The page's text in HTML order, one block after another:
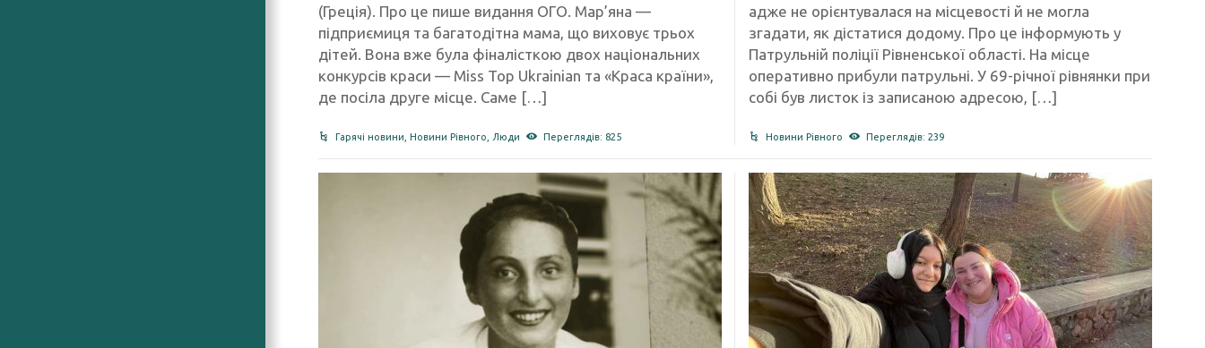
(Греція). Про це пише видання ОГО. Мар’яна —
підприємиця та багатодітна мама, що виховує трьох
дітей. Вона вже була фіналісткою двох національних
конкурсів краси — Miss Top Ukrainian та «Краса країни»,
де посіла друге місце. Саме […]
Гарячі новини Новини Рівного Люди Переглядів: 825
адже не орієнтувалася на місцевості й не могла
згадати, як дістатися додому. Про це інформують у
Патрульній поліції Рівненської області. На місце
оперативно прибули патрульні. У 69-річної рівнянки при
собі був листок із записаною адресою, […]
Новини Рівного Переглядів: 239